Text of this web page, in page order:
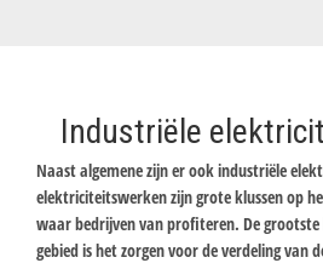
Industriële
Naast algemene zijn er ook industriële
elektriciteitswerken zijn grote klussen op
waar bedrijven van profiteren. De
gebied is het zorgen voor de verdeling van